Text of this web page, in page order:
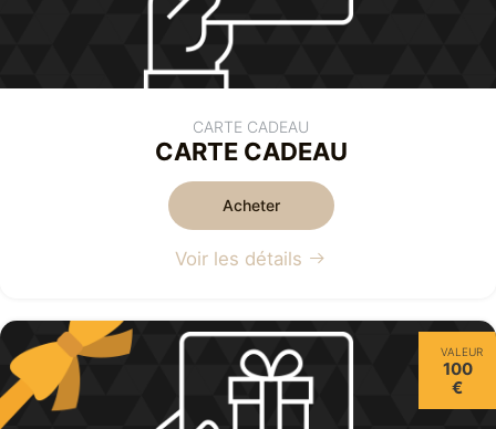
CARTE CADEAU
CARTE CADEAU
Acheter
Voir les détails
VALEUR
100
€